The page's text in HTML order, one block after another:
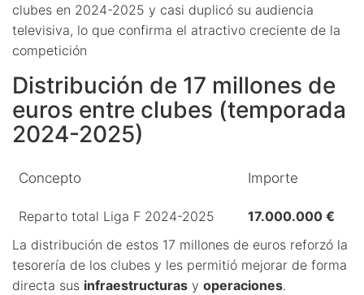
clubes en 2024-2025 y casi duplicó su audiencia
televisiva, lo que confirma el atractivo creciente de la
competición
Distribución de 17 millones de
euros entre clubes (temporada
2024-2025)
Concepto Importe
Reparto total Liga F 2024-2025
17.000.000 €
La distribución de estos 17 millones de euros reforzó la
tesorería de los clubes y les permitió mejorar de forma
directa sus infraestructuras y operaciones.